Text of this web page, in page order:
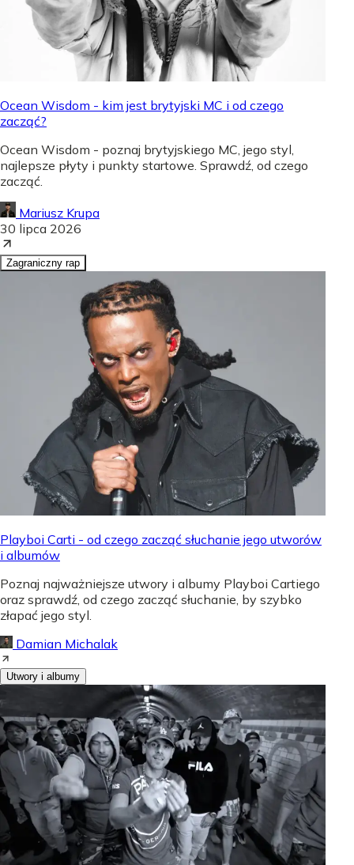
Ocean Wisdom - kim jest brytyjski MC i od czego
zacząć?
Ocean Wisdom - poznaj brytyjskiego MC, jego styl,
najlepsze płyty i punkty startowe. Sprawdź, od czego
zacząć.
Mariusz Krupa
30 lipca 2026
Zagraniczny rap
Playboi Carti - od czego zacząć słuchanie jego utworów
i albumów
Poznaj najważniejsze utwory i albumy Playboi Cartiego
oraz sprawdź, od czego zacząć słuchanie, by szybko
złapać jego styl.
Damian Michalak
Utwory i albumy